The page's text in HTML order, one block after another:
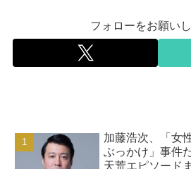
フォローをお願いし
加藤浩次、「女
ぶっかけ」事件
天荒エピソード